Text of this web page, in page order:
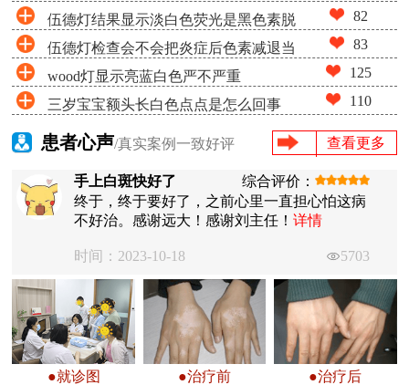
伍德灯结果显示淡白色荧光是黑色素脱
失很少吗
82
伍德灯检查会不会把炎症后色素减退当
成白癜风
83
wood灯显示亮蓝白色严不严重 125
三岁宝宝额头长白色点点是怎么回事 110
患者心声/真实案例一致好评 查看更多
手上白斑快好了
综合评价：
终于，终于要好了，之前心里一直担心怕这病
不好治。感谢远大！感谢刘主任！详情
时间：2023-10-18 5703
●就诊图 ●治疗前 ●治疗后